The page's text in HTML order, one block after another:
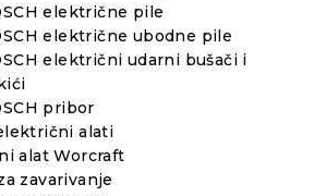
električne pile
električne ubodne pile
električni udarni bušači i
pribor
alati
alat Worcraft
zavarivanje